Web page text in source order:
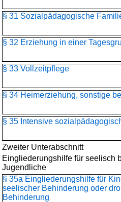
§ 31 Sozialpädagogische
§ 32 Erziehung in einer
§ 33 Vollzeitpflege
§ 34 Heimerziehung, sonstige
§ 35 Intensive
Zweiter Unterabschnitt
Eingliederungshilfe für seelisch
Jugendliche
§ 35a Eingliederungshilfe für
seelischer Behinderung oder
Behinderung